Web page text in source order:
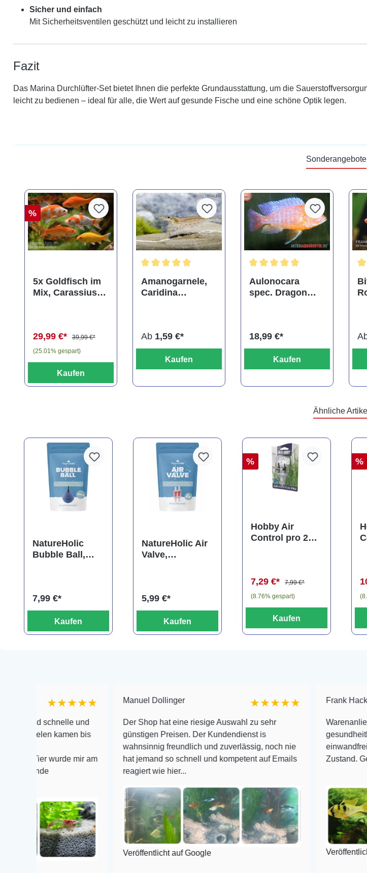
Sicher und einfach
Mit Sicherheitsventilen geschützt und leicht zu installieren
Fazit
Das Marina Durchlüfter-Set bietet Ihnen die perfekte Grundausstattung, um die
leicht zu bedienen – ideal für alle, die Wert auf gesunde Fische und eine schöne Optik legen.
Sonderangebote
%
5x Goldfisch im
Mix, Carassius
29,99 €*
39,99 €*
(25.01% gespart)
Kaufen
Amanogarnele,
Caridina
Ab 1,59 €*
Kaufen
Aulonocara
spec. Dragon
18,99 €*
Kaufen
Ähnliche Artikel
NatureHolic
Bubble Ball,
7,99 €*
Kaufen
NatureHolic Air
Valve,
5,99 €*
Kaufen
%
Hobby Air
Control pro 2
7,29 €*
7,99 €*
(8.76% gespart)
Kaufen
%
★★★★★
und
kamen bis
wurde mir am
Manuel Dollinger ★★★★★
Der Shop hat eine riesige Auswahl zu sehr
günstigen Preisen. Der Kundendienst is
wahnsinnig freundlich und zuverlässig, noch nie
hat jemand so schnell und kompetent auf Emails
reagiert wie hier...
Veröffentlicht auf Google
Frank Hackmayer
Warenanlieferung
gesundheitliches
einwandfrei. Alles ist
Zustand. Gerne
Veröffentlicht auf